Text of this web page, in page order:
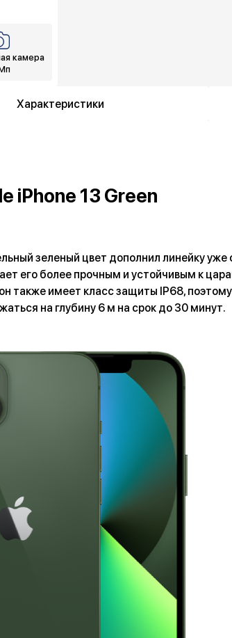
камера
Характеристики
iPhone 13 Green
зеленый цвет дополнил линейку
его более прочным и устойчивым к
также имеет класс защиты IP68,
на глубину 6 м на срок до 30 минут.